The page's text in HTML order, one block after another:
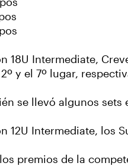
18U Intermediate,
y el 7º lugar,
se llevó algunos
12U Intermediate, los
premios de la